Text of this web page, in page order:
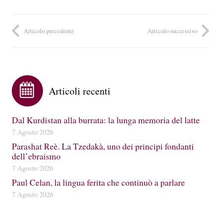
Articolo precedente Articolo successivo
Articoli recenti
Dal Kurdistan alla burrata: la lunga memoria del latte
7 Agosto 2026
Parashat Reè. La Tzedakà, uno dei principi fondanti
dell’ebraismo
7 Agosto 2026
Paul Celan, la lingua ferita che continuò a parlare
7 Agosto 2026